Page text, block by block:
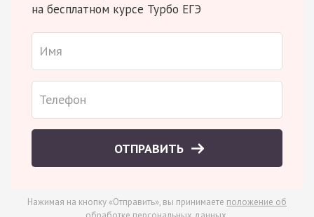
на бесплатном курсе Турбо ЕГЭ
ОТПРАВИТЬ
Нажимая на кнопку «Отправить», вы принимаете положение об